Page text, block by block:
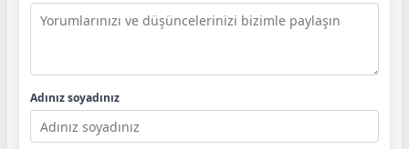
Adınız soyadınız